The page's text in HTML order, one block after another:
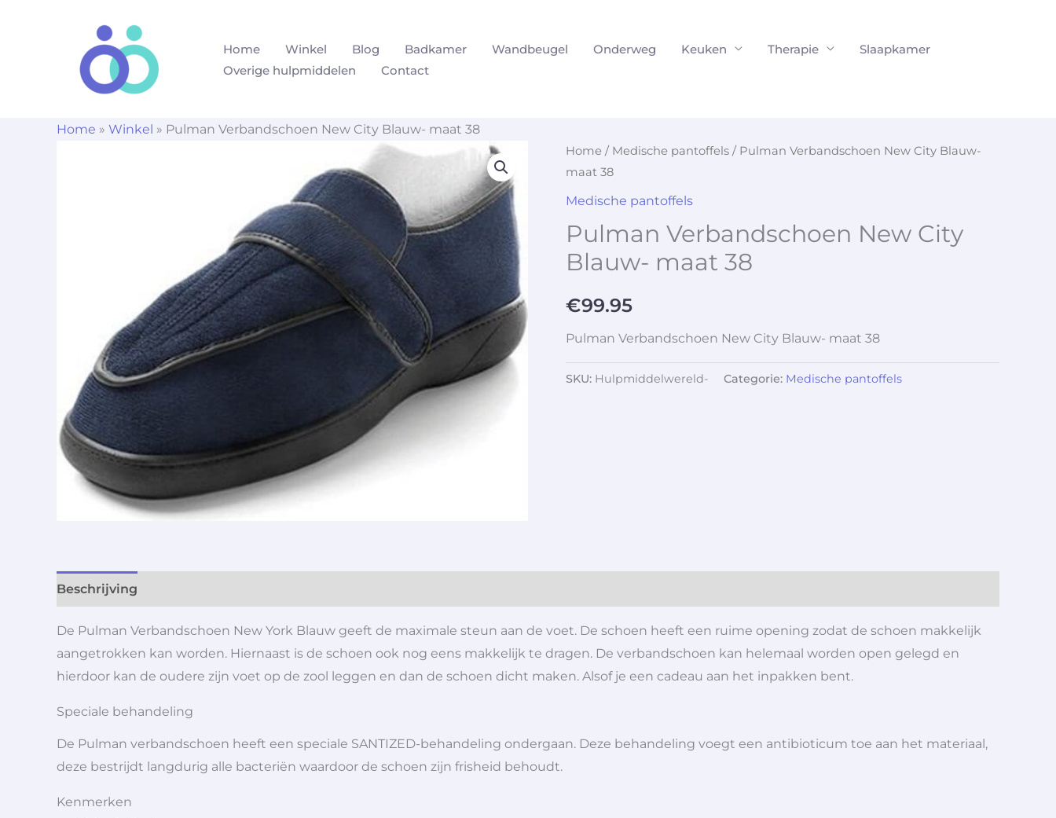
Home Winkel Blog Badkamer Wandbeugel Onderweg Keuken Therapie
Slaapkamer
Overige hulpmiddelen
Contact
Home » Winkel » Pulman Verbandschoen New City Blauw- maat 38
Home / Medische pantoffels / Pulman Verbandschoen New City Blauw-
maat 38
Medische pantoffels
Pulman Verbandschoen New City
Blauw- maat 38
€99.95
Pulman Verbandschoen New City Blauw- maat 38
SKU: Hulpmiddelwereld- Categorie: Medische pantoffels
Beschrijving
De Pulman Verbandschoen New York Blauw geeft de maximale steun aan de voet. De schoen heeft een ruime opening zodat de schoen makkelijk
aangetrokken kan worden. Hiernaast is de schoen ook nog eens makkelijk te dragen. De verbandschoen kan helemaal worden open gelegd en
hierdoor kan de oudere zijn voet op de zool leggen en dan de schoen dicht maken. Alsof je een cadeau aan het inpakken bent.
Speciale behandeling
De Pulman verbandschoen heeft een speciale SANTIZED-behandeling ondergaan. Deze behandeling voegt een antibioticum toe aan het materiaal,
deze bestrijdt langdurig alle bacteriën waardoor de schoen zijn frisheid behoudt.
Kenmerken